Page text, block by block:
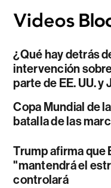
¿Qué hay detrás
intervención
parte de EE. UU. y
Copa Mundial de
batalla de las
Trump afirma que
"mantendrá el
controlará